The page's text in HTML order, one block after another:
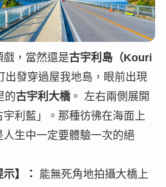
戲，當然還是古宇利島（Kouri
出發穿過屋我地島，眼前出現
的古宇利大橋。 左右兩側展開
利藍」。那種彷彿在海面上
生中一定要體驗一次的絕
】：
能無死角地拍攝大橋上